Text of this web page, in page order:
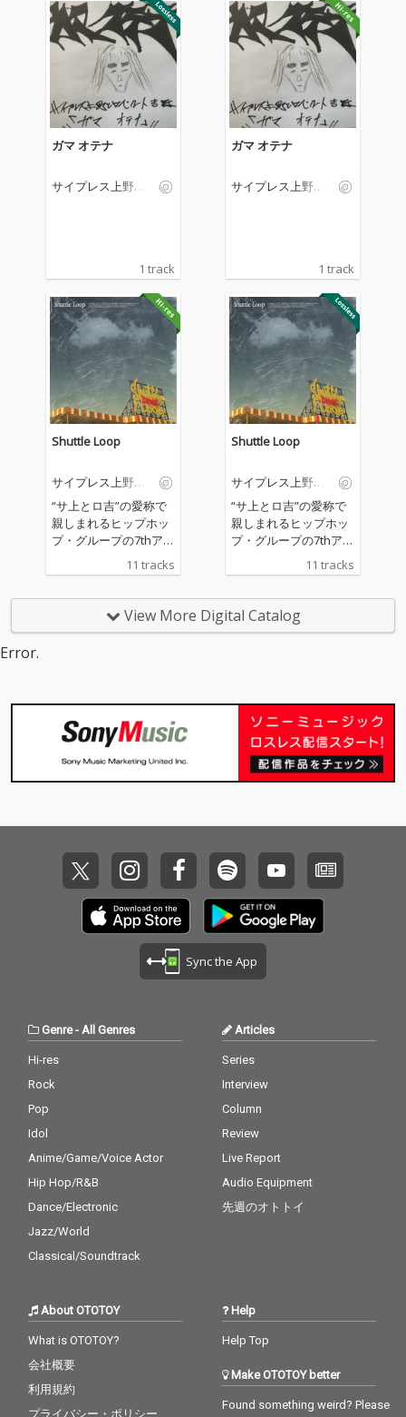
ガマ オテナ
サイプレス上野と
1 track
ガマ オテナ
サイプレス上野と
1 track
Shuttle Loop
サイプレス上野と
“サ上とロ吉”の愛称で
親しまれるヒップホッ
プ・グループの7thアル
バム。STUTSやtofube
atsらがプロデュースに
DOPENESSをフィーチ
ャーした先行曲「RAW
11 tracks
Shuttle Loop
サイプレス上野と
“サ上とロ吉”の愛称で
親しまれるヒップホッ
プ・グループの7thアル
バム。STUTSやtofube
atsらがプロデュースに
DOPENESSをフィーチ
ャーした先行曲「RAW
11 tracks
View More Digital Catalog
Error.
Sync the App
Genre- All Genres
Hi-res
Rock
Pop
Idol
Anime/Game/Voice Actor
Hip Hop/R&B
Dance/Electronic
Jazz/World
Classical/Soundtrack
Articles
Series
Interview
Column
Review
Live Report
Audio Equipment
先週のオトトイ
About OTOTOY
What is OTOTOY?
会社概要
利用規約
プライバシー・ポリシー
Help
Help Top
Make OTOTOY better
Found something weird? Please